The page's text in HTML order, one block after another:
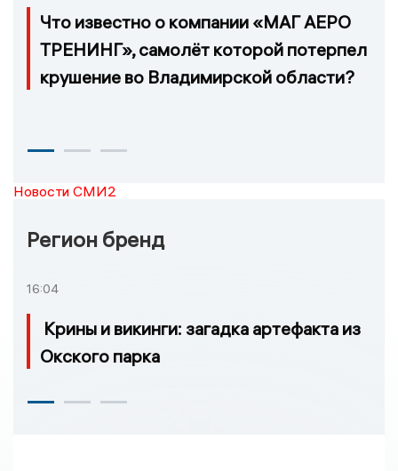
Что известно о компании «МАГ АЕРО
ТРЕНИНГ», самолёт которой потерпел
крушение во Владимирской области?
Новости СМИ2
Регион бренд
16:04
Крины и викинги: загадка артефакта из
Окского парка